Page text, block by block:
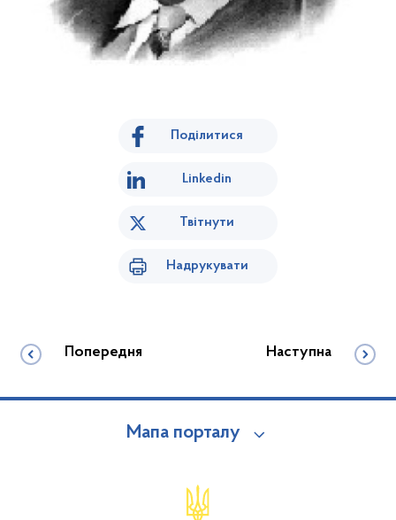
Поділитися
Linkedin
Твітнути
Надрукувати
Попередня Наступна
Мапа порталу